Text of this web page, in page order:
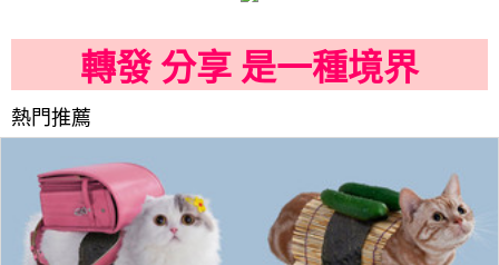
轉發 分享 是一種境界
熱門推薦